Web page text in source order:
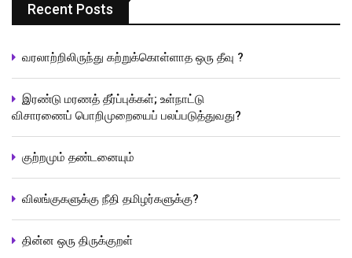
Recent Posts
வரலாற்றிலிருந்து கற்றுக்கொள்ளாத ஒரு தீவு ?
இரண்டு மரணத் தீர்ப்புக்கள்; உள்நாட்டு
விசாரணைப் பொறிமுறையைப் பலப்படுத்துவது?
குற்றமும் தண்டனையும்
விலங்குகளுக்கு நீதி தமிழர்களுக்கு?
தின்ன ஒரு திருக்குறள்